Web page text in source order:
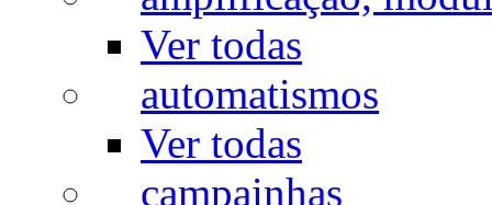
Ver todas
automatismos
Ver todas
campainhas